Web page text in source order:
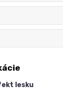
lesku